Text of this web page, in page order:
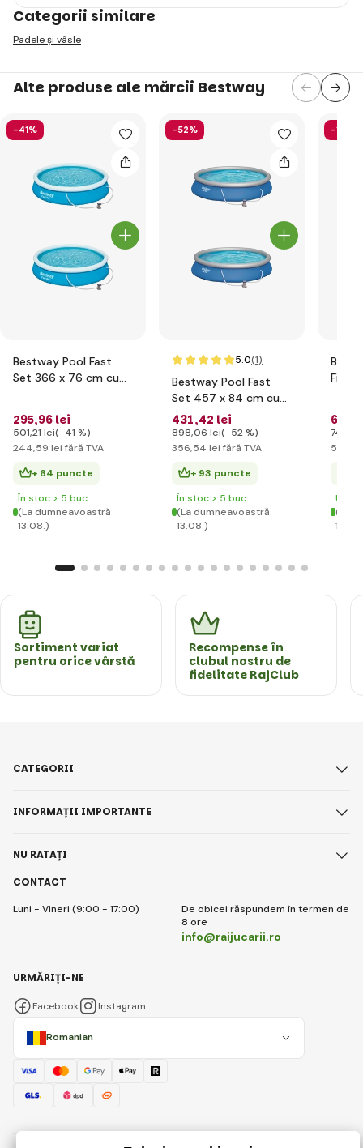
Categorii similare
Padele și vâsle
Alte produse ale mărcii Bestway
-41%
Bestway Pool Fast
Set 366 x 76 cm cu
295,96 lei
501,21 lei(-41 %)
244,59 lei fără TVA
+ 64 puncte
În stoc > 5 buc
(La dumneavoastră
13.08.)
-52%
5.0(1)
Bestway Pool Fast
Set 457 x 84 cm cu
filtrare
431,42 lei
898,06 lei(-52 %)
356,54 lei fără TVA
+ 93 puncte
În stoc > 5 buc
(La dumneavoastră
13.08.)
-13%
652
747
538
(La
Sortiment variat
pentru orice vârstă
Recompense în
clubul nostru de
fidelitate RajClub
CONTACT
Luni - Vineri (9:00 - 17:00)
De obicei răspundem în termen de
8 ore
info@raijucarii.ro
CATEGORII
INFORMAȚII IMPORTANTE
NU RATAȚI
Romanian
URMĂRIȚI-NE
Facebook Instagram